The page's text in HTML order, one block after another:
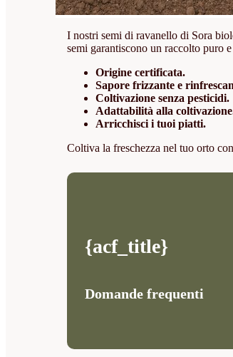
I nostri semi di ravanello di Sora
semi garantiscono un raccolto puro
Origine certificata.
Sapore frizzante e
Coltivazione senza pesticidi.
Adattabilità alla
Arricchisci i tuoi piatti.
Coltiva la freschezza nel tuo orto
{acf_title}
Domande frequenti